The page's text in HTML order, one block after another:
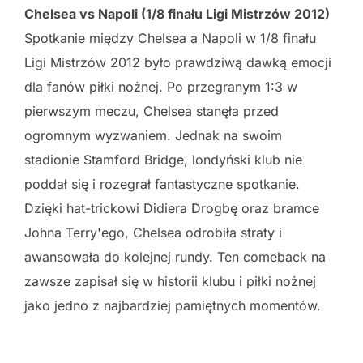
Chelsea vs Napoli (1/8 finału Ligi Mistrzów 2012)
Spotkanie między Chelsea a Napoli w 1/8 finału
Ligi Mistrzów 2012 było prawdziwą dawką emocji
dla fanów piłki nożnej. Po przegranym 1:3 w
pierwszym meczu, Chelsea stanęła przed
ogromnym wyzwaniem. Jednak na swoim
stadionie Stamford Bridge, londyński klub nie
poddał się i rozegrał fantastyczne spotkanie.
Dzięki hat-trickowi Didiera Drogbę oraz bramce
Johna Terry'ego, Chelsea odrobiła straty i
awansowała do kolejnej rundy. Ten comeback na
zawsze zapisał się w historii klubu i piłki nożnej
jako jedno z najbardziej pamiętnych momentów.